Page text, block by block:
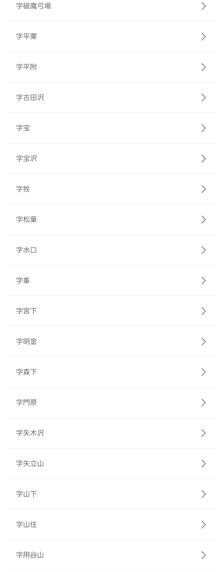
字破魔弓場
字平栗
字平附
字古田沢
字宝
字宝沢
字牧
字松葉
字水口
字峯
字宮下
字明金
字森下
字門原
字矢木沢
字矢立山
字山下
字山住
字用谷山